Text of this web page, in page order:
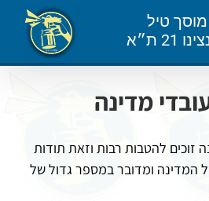
מוסך טיל
21 ת״א
מדינה
זוכים להטבות רבות וזאת תודות
המדינה ומדובר במספר גדול של